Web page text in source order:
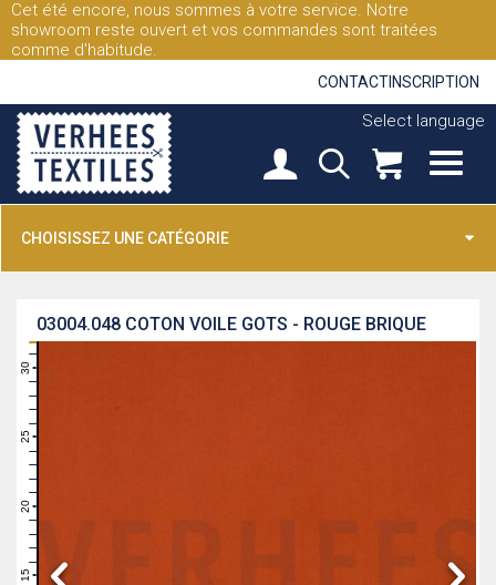
Cet été encore, nous sommes à votre service. Notre
showroom reste ouvert et vos commandes sont traitées
comme d'habitude.
CONTACT INSCRIPTION
Select language
CHOISISSEZ UNE CATÉGORIE
COTON VOILE GOTS - ROUGE BRIQUE
03004.048
16
21
26